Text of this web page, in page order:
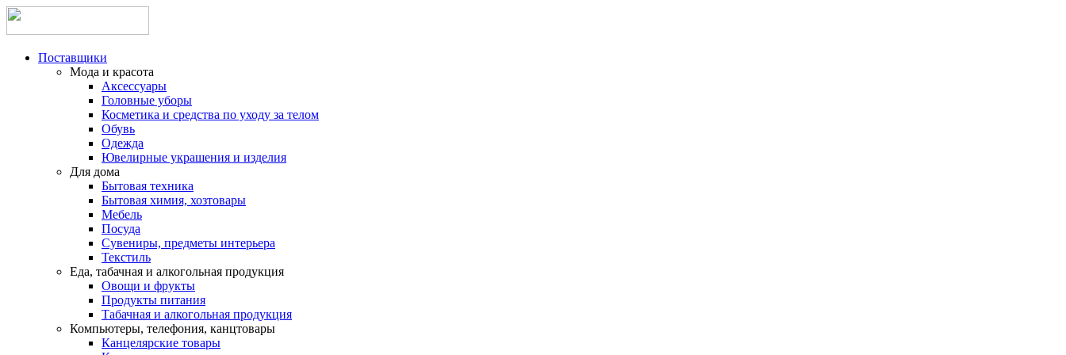
Поставщики
Мода и красота
Аксессуары
Головные уборы
Косметика и средства по уходу за телом
Обувь
Одежда
Ювелирные украшения и изделия
Для дома
Бытовая техника
Бытовая химия, хозтовары
Мебель
Посуда
Сувениры, предметы интерьера
Текстиль
Еда, табачная и алкогольная продукция
Овощи и фрукты
Продукты питания
Табачная и алкогольная продукция
Компьютеры, телефония, канцтовары
Канцелярские товары